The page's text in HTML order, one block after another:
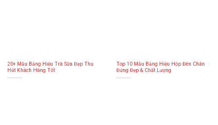
20+ Mẫu Bảng Hiệu Trà Sữa Đẹp Thu
Hút Khách Hàng Tốt
Top 10 Mẫu Bảng Hiệu Hộp Đèn Chân
Đứng Đẹp & Chất Lượng